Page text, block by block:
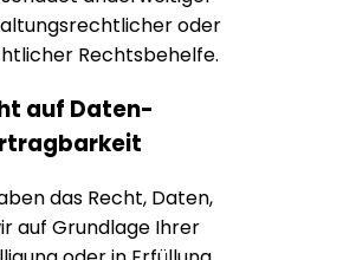
oder
Rechtsbehelfe.
auf Daten­
das Recht, Daten,
auf Grundlage Ihrer